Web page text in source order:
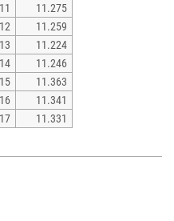
11.275
11.259
11.224
11.246
11.363
11.341
11.331